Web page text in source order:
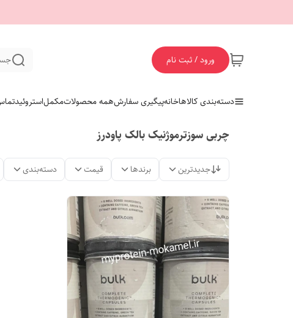
ورود / ثبت نام
دسته‌بندی کالاهاخانهپیگیری سفارشهمه محصولاتمکملاستروئید
چربی سوزترموژنیک بالک پاودرز
جدیدترین برندها قیمت دسته‌بندی